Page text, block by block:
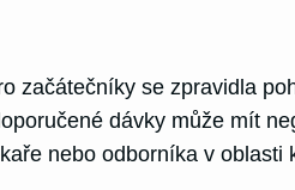
začátečníky se zpravidla
dávky může mít
nebo odborníka v oblasti